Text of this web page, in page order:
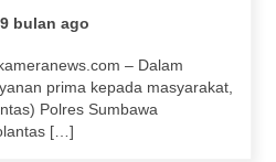
bulan ago
– Dalam
prima kepada masyarakat,
Polres Sumbawa
[…]